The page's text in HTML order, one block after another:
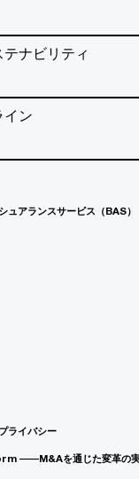
ナビリティ
イン
ュアランスサービス（BAS）
ライバシー
――M&Aを通じた変革の